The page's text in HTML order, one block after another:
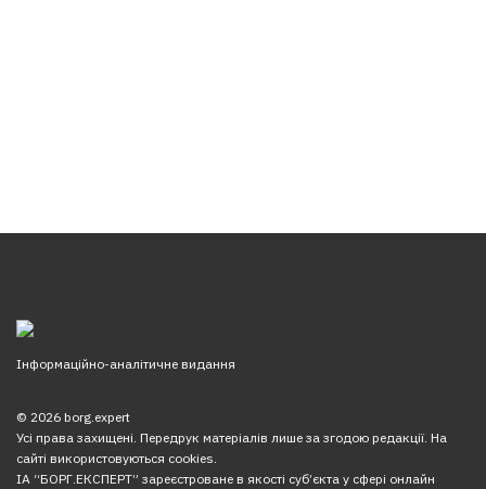
Інформаційно-аналітичне видання
© 2026 borg.expert
Усі права захищені. Передрук матеріалів лише за згодою редакції. На
сайті використовуються cookies.
ІА “БОРГ.ЕКСПЕРТ” зареєстроване в якості суб’єкта у сфері онлайн